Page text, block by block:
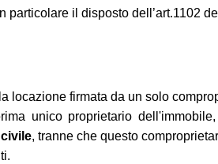
particolare il disposto dell’art.1102
locazione firmata da un solo
unico proprietario
, tranne che questo